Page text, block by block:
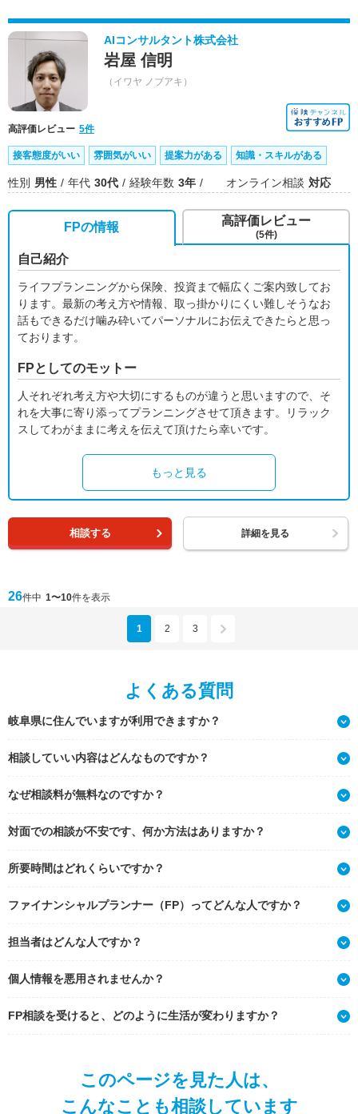
AIコンサルタント株式会社
岩屋 信明
（イワヤ ノブアキ）
高評価レビュー 5件
接客態度がいい 雰囲気がいい 提案力がある 知識・スキルがある
性別 男性 年代 30代 経験年数 3年 オンライン相談 対応
FPの情報
自己紹介
ライフプランニングから保険、投資まで幅広くご案内致してお
ります。最新の考え方や情報、取っ掛かりにくい難しそうなお
話もできるだけ噛み砕いてパーソナルにお伝えできたらと思っ
ております。
FPとしてのモットー
人それぞれ考え方や大切にするものが違うと思いますので、そ
れを大事に寄り添ってプランニングさせて頂きます。リラック
スしてわがままに考えを伝えて頂けたら幸いです。
もっと見る
高評価レビュー
(5件)
相談する 詳細を見る
26件中 1〜10件を表示
1 2 3
よくある質問
岐阜県に住んでいますが利用できますか？
相談していい内容はどんなものですか？
なぜ相談料が無料なのですか？
対面での相談が不安です、何か方法はありますか？
所要時間はどれくらいですか？
ファイナンシャルプランナー（FP）ってどんな人ですか？
担当者はどんな人ですか？
個人情報を悪用されませんか？
FP相談を受けると、どのように生活が変わりますか？
このページを見た人は、
こんなことも相談しています